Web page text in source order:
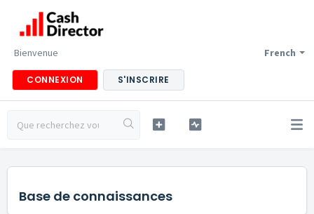
French
Bienvenue
CONNEXION S'INSCRIRE
Base de connaissances